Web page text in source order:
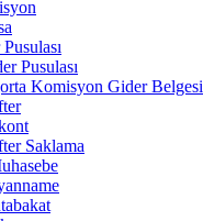
Pusulası
Komisyon Gider Belgesi
Saklama